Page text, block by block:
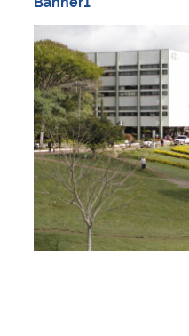
Ministério da Saúde
Ministério de Minas e Energia
Ministério da Ciência, Tecnologia,
Ministério do Meio Ambiente
Ministério do Turismo